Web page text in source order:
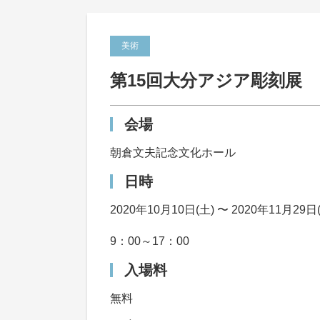
美術
第15回大分アジア彫刻展
会場
朝倉文夫記念文化ホール
日時
2020年10月10日(土) 〜 2020年11月29日
9：00～17：00
入場料
無料